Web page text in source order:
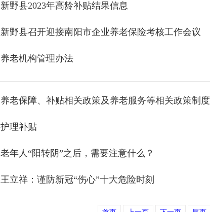
新野县2023年高龄补贴结果信息
新野县召开迎接南阳市企业养老保险考核工作会议
养老机构管理办法
养老保障、补贴相关政策及养老服务等相关政策制度
护理补贴
老年人“阳转阴”之后，需要注意什么？
王立祥：谨防新冠“伤心”十大危险时刻